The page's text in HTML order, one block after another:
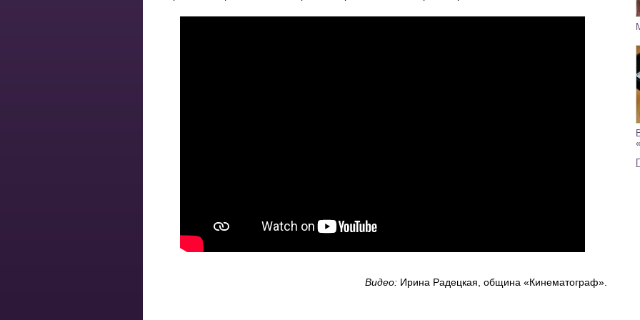
Видео: Ирина Радецкая, община «Кинематограф».